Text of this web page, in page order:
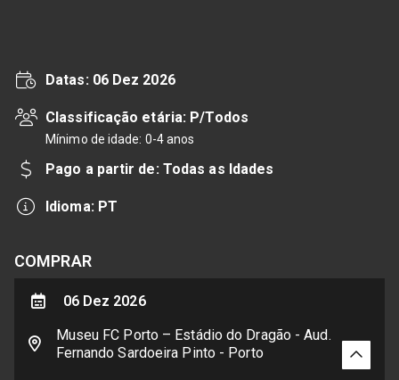
Datas: 06 Dez 2026
Classificação etária: P/Todos
Mínimo de idade: 0-4 anos
Pago a partir de: Todas as Idades
Idioma: PT
COMPRAR
06 Dez 2026
Museu FC Porto – Estádio do Dragão - Aud.
Fernando Sardoeira Pinto - Porto